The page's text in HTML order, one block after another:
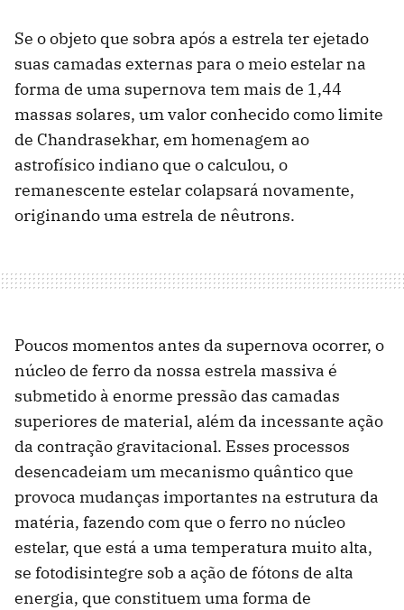
Se o objeto que sobra após a estrela ter ejetado
suas camadas externas para o meio estelar na
forma de uma supernova tem mais de 1,44
massas solares, um valor conhecido como limite
de Chandrasekhar, em homenagem ao
astrofísico indiano que o calculou, o
remanescente estelar colapsará novamente,
originando uma estrela de nêutrons.
Poucos momentos antes da supernova ocorrer, o
núcleo de ferro da nossa estrela massiva é
submetido à enorme pressão das camadas
superiores de material, além da incessante ação
da contração gravitacional. Esses processos
desencadeiam um mecanismo quântico que
provoca mudanças importantes na estrutura da
matéria, fazendo com que o ferro no núcleo
estelar, que está a uma temperatura muito alta,
se fotodisintegre sob a ação de fótons de alta
energia, que constituem uma forma de